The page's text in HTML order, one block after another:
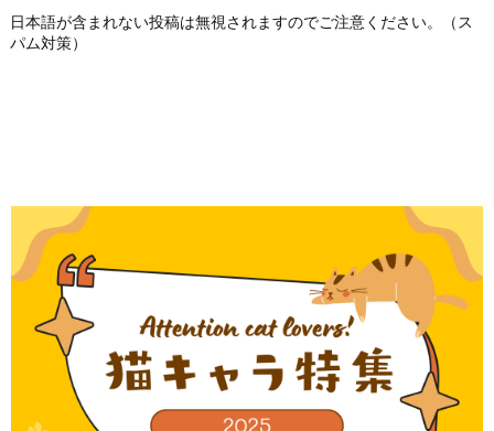
日本語が含まれない投稿は無視されますのでご注意ください。（ス
パム対策）